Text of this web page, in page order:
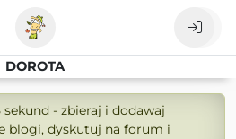
DOROTA
- zbieraj i dodawaj
blogi, dyskutuj na forum i